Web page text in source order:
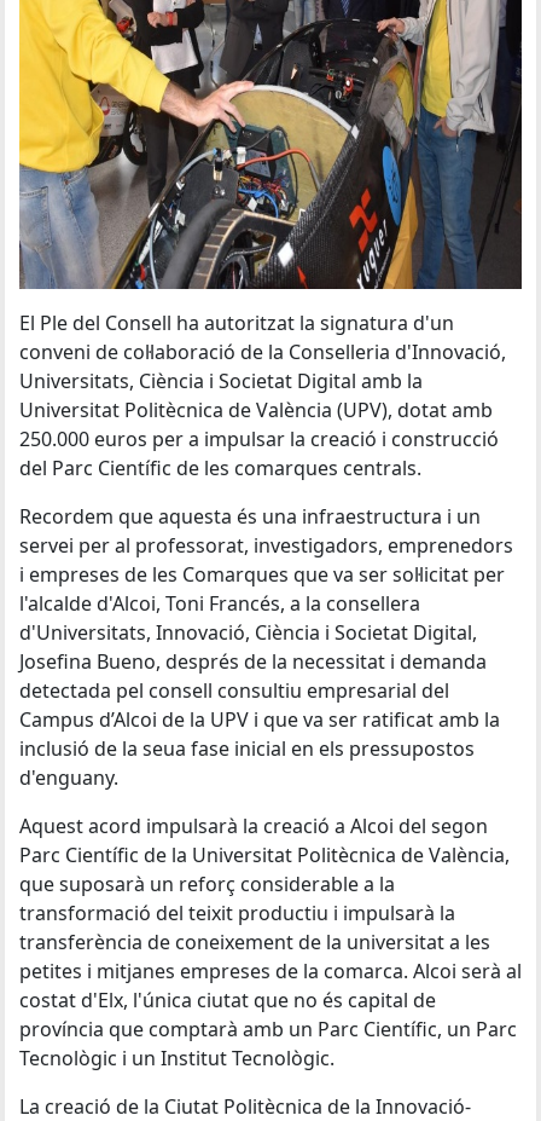
El Ple del Consell ha autoritzat la signatura d'un
conveni de col·laboració de la Conselleria d'Innovació,
Universitats, Ciència i Societat Digital amb la
Universitat Politècnica de València (UPV), dotat amb
250.000 euros per a impulsar la creació i construcció
del Parc Científic de les comarques centrals.
Recordem que aquesta és una infraestructura i un
servei per al professorat, investigadors, emprenedors
i empreses de les Comarques que va ser sol·licitat per
l'alcalde d'Alcoi, Toni Francés, a la consellera
d'Universitats, Innovació, Ciència i Societat Digital,
Josefina Bueno, després de la necessitat i demanda
detectada pel consell consultiu empresarial del
Campus d’Alcoi de la UPV i que va ser ratificat amb la
inclusió de la seua fase inicial en els pressupostos
d'enguany.
Aquest acord impulsarà la creació a Alcoi del segon
Parc Científic de la Universitat Politècnica de València,
que suposarà un reforç considerable a la
transformació del teixit productiu i impulsarà la
transferència de coneixement de la universitat a les
petites i mitjanes empreses de la comarca. Alcoi serà al
costat d'Elx, l'única ciutat que no és capital de
província que comptarà amb un Parc Científic, un Parc
Tecnològic i un Institut Tecnològic.
La creació de la Ciutat Politècnica de la Innovació-